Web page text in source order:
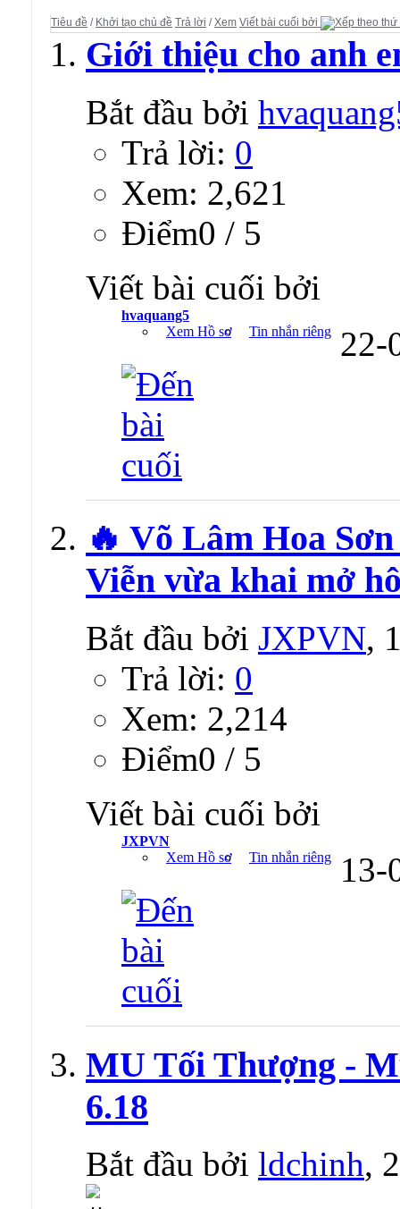
Tiêu đề / Khởi tạo chủ đề Trả lời /Xem Viết bài cuối bởi
Giới thiệu cho anh
Bắt đầu bởi
Trả lời: 0
Xem: 2,621
Ðiểm0 / 5
Viết bài cuối bởi
hvaquang5
Xem Hồ sơ
Tin nhắn riêng 22-
🔥 Võ Lâm Hoa
Viễn vừa khai mở
Bắt đầu bởi JXPVN,
Trả lời: 0
Xem: 2,214
Ðiểm0 / 5
Viết bài cuối bởi
JXPVN
Xem Hồ sơ
Tin nhắn riêng
MU Tối Thượng -
6.18
Bắt đầu bởi ldchinh,